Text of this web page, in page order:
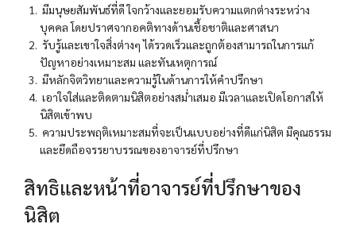
มีมนุษยสัมพันธ์ที่ดี ใจกว้างและยอมรับความแตกต่างระหว่าง
บุคคล โดยปราศจากอคติทางด้านเชื้อชาติและศาสนา
รับรู้และเขาใจสิ่งต่างๆ ได้รวดเร็วและถูกต้องสามารถในการแก้
ปัญหาอย่างเหมาะสม และทันเหตุการณ์
มีหลักจิตวิทยาและความรู้ในด้านการให้คำปรึกษา
เอาใจใส่และติดตามนิสิตอย่างสม่ำเสมอ มีเวลาและเปิดโอกาสให้
นิสิตเข้าพบ
ความประพฤติเหมาะสมที่จะเป็นแบบอย่างที่ดีแก่นิสิต มีคุณธรรม
และยึดถือจรรยาบรรณของอาจารย์ที่ปรึกษา
สิทธิและหน้าที่อาจารย์ที่ปรึกษาของ
นิสิต